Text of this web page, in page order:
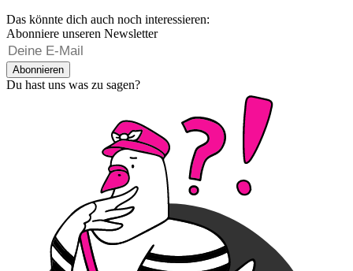
Das könnte dich auch noch interessieren:
Abonniere unseren Newsletter
Abonnieren
Du hast uns was zu sagen?